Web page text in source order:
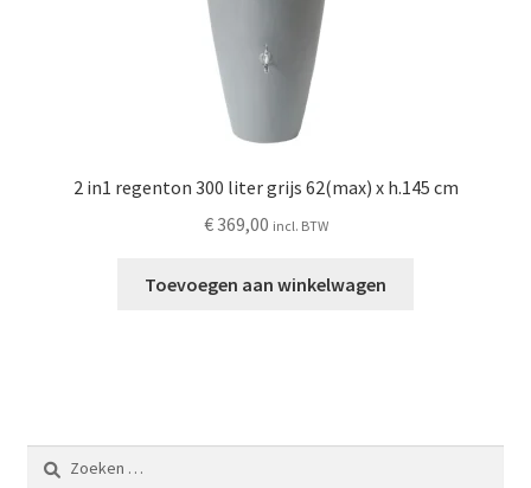
2 in1 regenton 300 liter grijs 62(max) x h.145 cm
€369,00 incl. BTW
Toevoegen aan winkelwagen
Zoeken
naar: